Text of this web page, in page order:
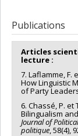
Publications
Articles
lecture :
7. Laflamme, F.
How Linguistic
of Party
6. Chassé, P. et
Bilingualism
Journal of
politique, 58(4),